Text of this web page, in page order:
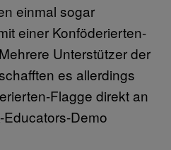
einmal sogar
einer Konföderierten-
Unterstützer der
es allerdings
Flagge direkt an
Demo